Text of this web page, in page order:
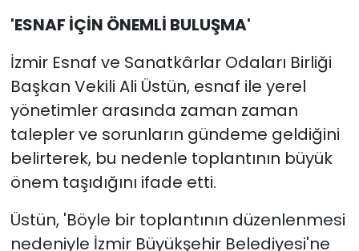
'ESNAF İÇİN ÖNEMLİ BULUŞMA'
İzmir Esnaf ve Sanatkârlar Odaları Birliği
Başkan Vekili Ali Üstün, esnaf ile yerel
yönetimler arasında zaman zaman
talepler ve sorunların gündeme geldiğini
belirterek, bu nedenle toplantının büyük
önem taşıdığını ifade etti.
Üstün, 'Böyle bir toplantının düzenlenmesi
nedeniyle İzmir Büyükşehir Belediyesi'ne